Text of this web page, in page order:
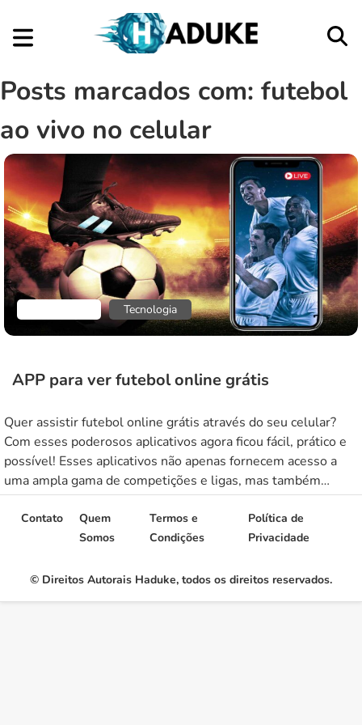
Posts marcados com: futebol
ao vivo no celular
Tecnologia
APP para ver futebol online grátis
Quer assistir futebol online grátis através do seu celular?
Com esses poderosos aplicativos agora ficou fácil, prático e
possível! Esses aplicativos não apenas fornecem acesso a
uma ampla gama de competições e ligas, mas também
oferecem recursos adicionais, como estatísticas ao vivo,
destaques e até mesmo transmissões em realidade virtual.
Muitos desses aplicativos para assistir […]
© Direitos Autorais Haduke, todos os direitos reservados.
Contato
Quem
Somos
Termos e
Condições
Política de
Privacidade